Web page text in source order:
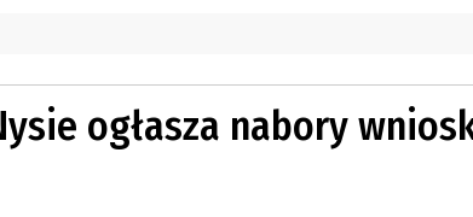
ogłasza nabory